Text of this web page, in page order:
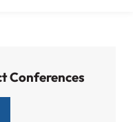
Conferences